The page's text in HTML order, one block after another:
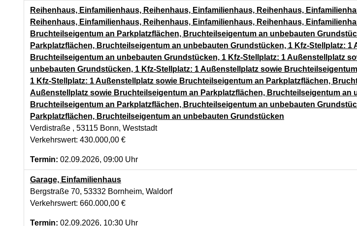
Reihenhaus, Einfamilienhaus, Reihenhaus, Einfamilienhaus, Reihenhaus,
Reihenhaus, Einfamilienhaus, Reihenhaus, Einfamilienhaus, Reihenhaus,
Bruchteilseigentum an Parkplatzflächen, Bruchteilseigentum an unbebauten
Parkplatzflächen, Bruchteilseigentum an unbebauten Grundstücken, 1 Kfz-Stellplatz:
Bruchteilseigentum an unbebauten Grundstücken, 1 Kfz-Stellplatz: 1 Außenstellplatz
unbebauten Grundstücken, 1 Kfz-Stellplatz: 1 Außenstellplatz sowie
1 Kfz-Stellplatz: 1 Außenstellplatz sowie Bruchteilseigentum an Parkplatzflächen,
Außenstellplatz sowie Bruchteilseigentum an Parkplatzflächen, Bruchteilseigentum
Bruchteilseigentum an Parkplatzflächen, Bruchteilseigentum an unbebauten
Parkplatzflächen, Bruchteilseigentum an unbebauten Grundstücken
Verdistraße , 53115 Bonn, Weststadt
Verkehrswert: 430.000,00 €
Termin: 02.09.2026, 09:00 Uhr
Garage, Einfamilienhaus
Bergstraße 70, 53332 Bornheim, Waldorf
Verkehrswert: 660.000,00 €
Termin: 02.09.2026, 10:30 Uhr